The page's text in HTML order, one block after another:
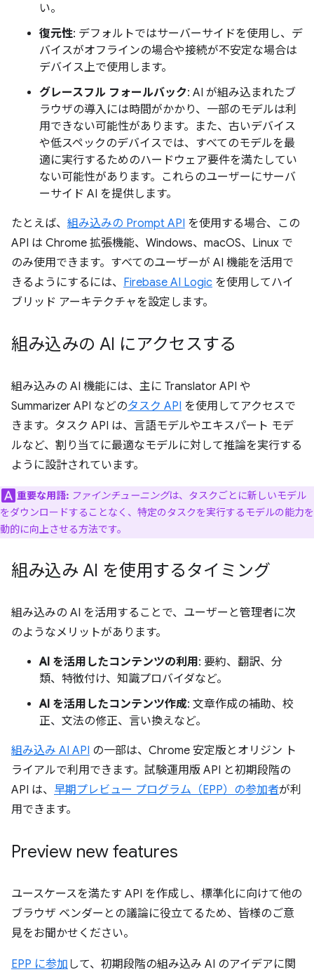
い。
復元性: デフォルトではサーバーサイドを使用し、デ
バイスがオフラインの場合や接続が不安定な場合は
デバイス上で使用します。
グレースフル フォールバック: AI が組み込まれたブ
ラウザの導入には時間がかかり、一部のモデルは利
用できない可能性があります。また、古いデバイス
や低スペックのデバイスでは、すべてのモデルを最
適に実行するためのハードウェア要件を満たしてい
ない可能性があります。これらのユーザーにサーバ
ーサイド AI を提供します。
たとえば、 組み込みの Prompt API を使用する場合、この
API は Chrome 拡張機能、Windows、macOS、Linux で
のみ使用できます。すべてのユーザーが AI 機能を活用で
きるようにするには、 Firebase AI Logic を使用してハイ
ブリッド アーキテクチャを設定します。
組み込みの AI にアクセスする
組み込みの AI 機能には、主に Translator API や
Summarizer API などのタスク API を使用してアクセスで
きます。タスク API は、言語モデルやエキスパート モデ
ルなど、割り当てに最適なモデルに対して推論を実行する
ように設計されています。
重要な用語: ファインチューニングは、タスクごとに新しいモデル
をダウンロードすることなく、特定のタスクを実行するモデルの能力を
動的に向上させる方法です。
組み込み AI を使用するタイミング
組み込みの AI を活用することで、ユーザーと管理者に次
のようなメリットがあります。
AI を活用したコンテンツの利用: 要約、翻訳、分
類、特徴付け、知識プロバイダなど。
AI を活用したコンテンツ作成: 文章作成の補助、校
正、文法の修正、言い換えなど。
組み込み AI API の一部は、Chrome 安定版とオリジン ト
ライアルで利用できます。試験運用版 API と初期段階の
API は、 早期プレビュー プログラム（EPP）の参加者が利
用できます。
Preview new features
ユースケースを満たす API を作成し、標準化に向けて他の
ブラウザ ベンダーとの議論に役立てるため、皆様のご意
見をお聞かせください。
EPP に参加 して、初期段階の組み込み AI のアイデアに関